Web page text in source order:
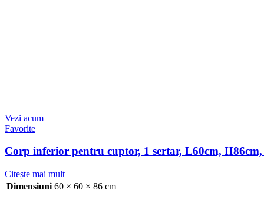
Vezi acum
Favorite
Corp inferior pentru cuptor, 1 sertar, L60cm,
Citește mai mult
Dimensiuni 60 × 60 × 86 cm